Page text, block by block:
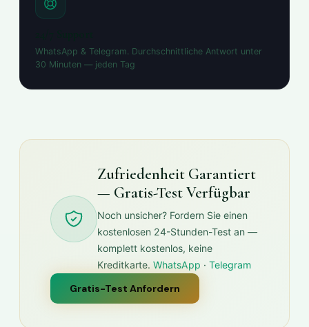
WhatsApp & Telegram. Durchschnittliche Antwort unter
30 Minuten — jeden Tag
Zufriedenheit Garantiert
— Gratis-Test Verfügbar
Noch unsicher? Fordern Sie einen
kostenlosen 24-Stunden-Test an —
komplett kostenlos, keine
Kreditkarte. WhatsApp · Telegram
Gratis-Test Anfordern